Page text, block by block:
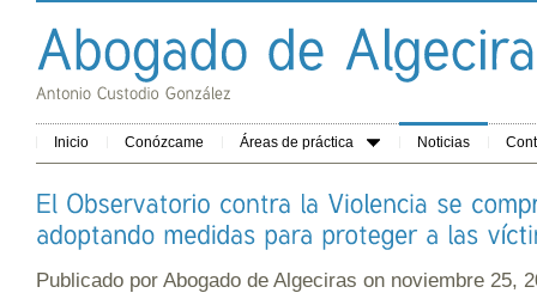
Inicio Conózcame Áreas de práctica Noticias
Publicado por Abogado de Algeciras on noviembre